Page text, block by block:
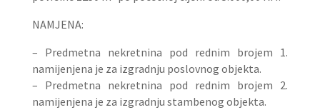
NAMJENA:
– Predmetna nekretnina pod rednim brojem 1.
namijenjena je za izgradnju poslovnog objekta.
– Predmetna nekretnina pod rednim brojem 2.
namijenjena je za izgradnju stambenog objekta.